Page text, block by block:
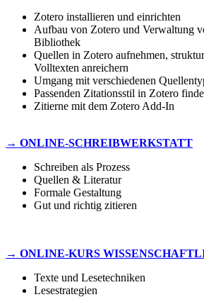
Zotero installieren und einrichten
Aufbau von Zotero und Verwaltung
Bibliothek
Quellen in Zotero aufnehmen,
Volltexten anreichern
Umgang mit verschiedenen
Passenden Zitationsstil in Zotero
Zitierne mit dem Zotero Add-In
→ ONLINE-SCHREIBWERKSTATT
Schreiben als Prozess
Quellen & Literatur
Formale Gestaltung
Gut und richtig zitieren
→ ONLINE-KURS
Texte und Lesetechniken
Lesestrategien